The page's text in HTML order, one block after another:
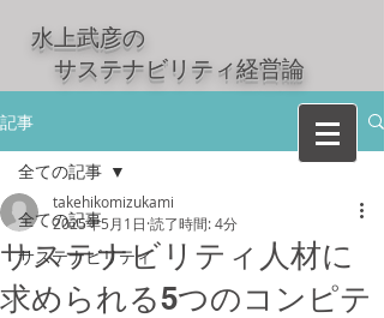
水上武彦の
​ サステナビリティ経営論
記事
全ての記事
サステナビリティ
全ての記事
サステナビリティ人材に
求められる5つのコンピテ
takehikomizukami
2025年5月1日 読了時間: 4分